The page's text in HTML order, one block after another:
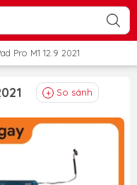
Pro M1 12.9 2021
So sánh